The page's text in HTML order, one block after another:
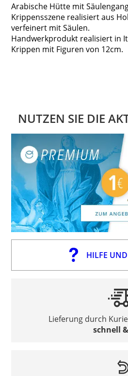
Arabische Hütte mit
Krippensszene realisiert aus
verfeinert mit Säulen.
Handwerkprodukt realisiert in
Krippen mit Figuren von 12cm.
NUTZEN SIE DIE
HILFE
Lieferung durch
schnell